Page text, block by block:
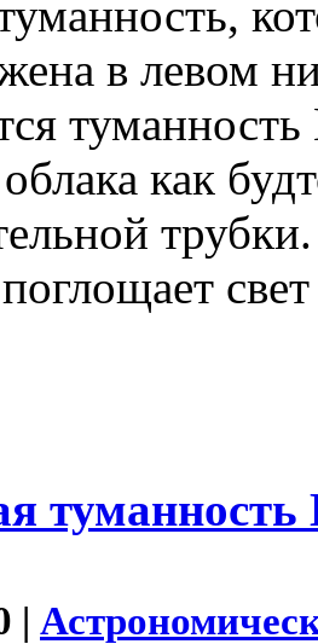
в левом
как
туманность
|